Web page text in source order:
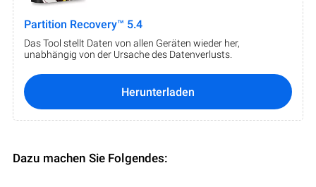
Partition Recovery™ 5.4
Das Tool stellt Daten von allen Geräten wieder her,
unabhängig von der Ursache des Datenverlusts.
Herunterladen
Dazu machen Sie Folgendes: